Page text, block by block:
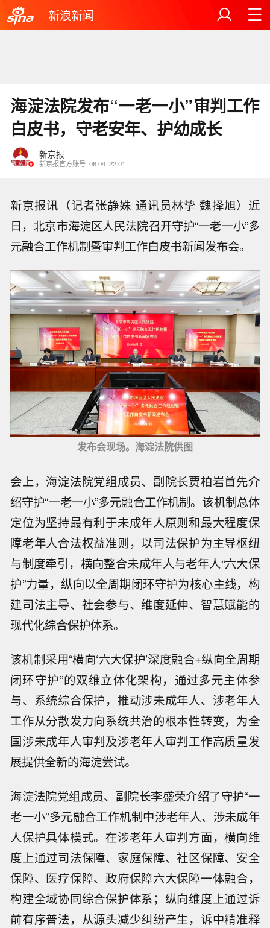
新浪新闻
海淀法院发布“一老一小”审判工作
白皮书，守老安年、护幼成长
新京报
新京报官方账号 06.04 22:01
新京报讯（记者张静姝 通讯员林挚 魏择旭）近
日，北京市海淀区人民法院召开守护“一老一小”多
元融合工作机制暨审判工作白皮书新闻发布会。
发布会现场。海淀法院供图
会上，海淀法院党组成员、副院长贾柏岩首先介
绍守护“一老一小”多元融合工作机制。该机制总体
定位为坚持最有利于未成年人原则和最大程度保
障老年人合法权益准则，以司法保护为主导枢纽
与制度牵引，横向整合未成年人与老年人“六大保
护”力量，纵向以全周期闭环守护为核心主线，构
建司法主导、社会参与、维度延伸、智慧赋能的
现代化综合保护体系。
该机制采用“横向‘六大保护’深度融合+纵向全周期
闭环守护”的双维立体化架构，通过多元主体参
与、系统综合保护，推动涉未成年人、涉老年人
工作从分散发力向系统共治的根本性转变，为全
国涉未成年人审判及涉老年人审判工作高质量发
展提供全新的海淀尝试。
海淀法院党组成员、副院长李盛荣介绍了守护“一
老一小”多元融合工作机制中涉老年人、涉未成年
人保护具体模式。在涉老年人审判方面，横向维
度上通过司法保障、家庭保障、社区保障、安全
保障、医疗保障、政府保障六大保障一体融合，
构建全域协同综合保护体系；纵向维度上通过诉
前有序普法，从源头减少纠纷产生，诉中精准释